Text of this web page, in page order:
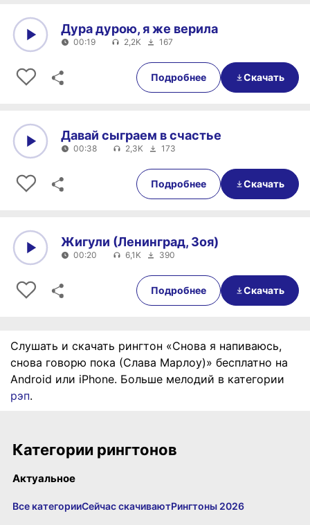
00:19
Дура дурою, я же верила
00:19 2,2K 167
Подробнее Скачать
00:38
Давай сыграем в счастье
00:38 2,3K 173
Подробнее Скачать
00:20
Жигули (Ленинград, Зоя)
00:20 6,1K 390
Подробнее Скачать
Слушать и скачать рингтон «Снова я напиваюсь,
снова говорю пока (Слава Марлоу)» бесплатно на
Android или iPhone. Больше мелодий в категории
рэп.
Категории рингтонов
Актуальное
Все категорииСейчас скачиваютРингтоны 2026